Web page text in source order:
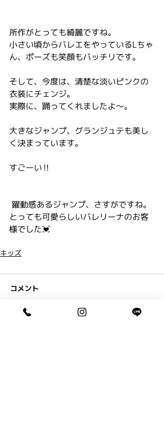
所作がとっても綺麗ですね。
小さい頃からバレエをやっているLちゃ
ん、ポーズも笑顔もバッチリです。
そして、今度は、清楚な淡いピンクの
衣装にチェンジ。
実際に、踊ってくれましたよ〜。
大きなジャンプ、グランジュテも美し
く決まっています。
すごーい‼️
躍動感あるジャンプ、さすがですね。
とっても可愛らしいバレリーナのお客
様でした💓
キッズ
コメント